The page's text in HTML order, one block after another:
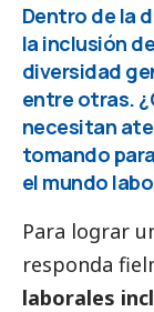
Dentro de la
la inclusión
diversidad
entre otras.
necesitan
tomando
el mundo
Para lograr
responda
laborales